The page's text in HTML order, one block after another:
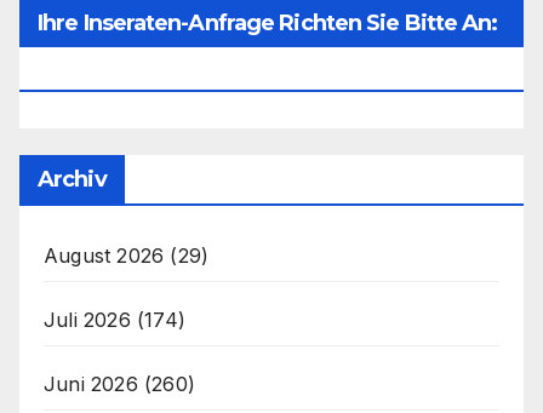
Ihre Inseraten-Anfrage Richten Sie Bitte An:
Archiv
August 2026 (29)
Juli 2026 (174)
Juni 2026 (260)